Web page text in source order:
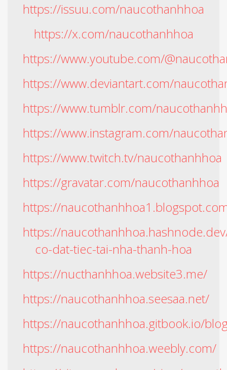
https://issuu.com/naucothanhhoa
https://x.com/naucothanhhoa
https://www.youtube.com/
https://www.deviantart.com/
https://www.tumblr.com/
https://www.instagram.com/
https://www.twitch.tv/naucothanhhoa
https://gravatar.com/naucothanhhoa
https://
https://
co-dat-tiec-tai-nha-thanh-hoa
https://nucthanhhoa.website3.me/
https://naucothanhhoa.seesaa.net/
https://naucothanhhoa.gitbook.io/
https://naucothanhhoa.weebly.com/